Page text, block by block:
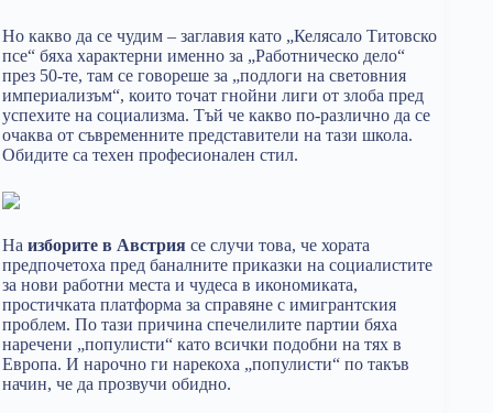
Но какво да се чудим – заглавия като „Келясало Титовско
псе“ бяха характерни именно за „Работническо дело“
през 50-те, там се говореше за „подлоги на световния
империализъм“, които точат гнойни лиги от злоба пред
успехите на социализма. Тъй че какво по-различно да се
очаква от съвременните представители на тази школа.
Обидите са техен професионален стил.
На изборите в Австрия се случи това, че хората
предпочетоха пред баналните приказки на социалистите
за нови работни места и чудеса в икономиката,
простичката платформа за справяне с имигрантския
проблем. По тази причина спечелилите партии бяха
наречени „популисти“ като всички подобни на тях в
Европа. И нарочно ги нарекоха „популисти“ по такъв
начин, че да прозвучи обидно.